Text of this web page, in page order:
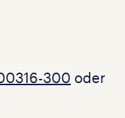
300 oder